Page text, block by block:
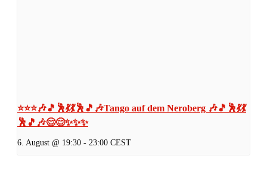
⭐⭐⭐🎶🎵🕺💃💃🕺🎵🎶Tango auf dem Neroberg 🎶🎵🕺💃💃
🕺🎵🎶😊😊✨✨✨
6. August @ 19:30 - 23:00 CEST